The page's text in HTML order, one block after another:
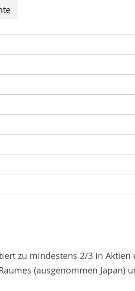
zu mindestens 2/3 in Aktien
(ausgenommen Japan)